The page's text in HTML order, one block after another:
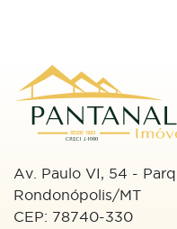
Av. Paulo VI, 54 -
Rondonópolis/MT
CEP: 78740-330